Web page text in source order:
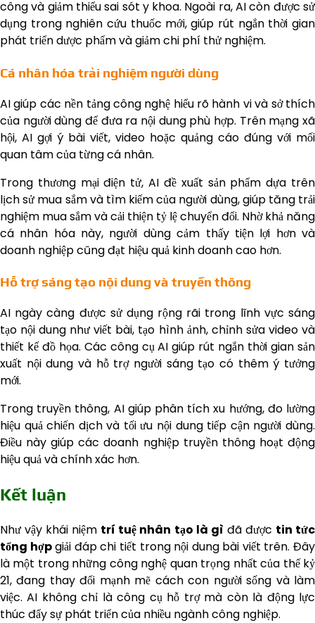
công và giảm thiểu sai sót y khoa. Ngoài ra, AI còn được sử
dụng trong nghiên cứu thuốc mới, giúp rút ngắn thời gian
phát triển dược phẩm và giảm chi phí thử nghiệm.
Cá nhân hóa trải nghiệm người dùng
AI giúp các nền tảng công nghệ hiểu rõ hành vi và sở thích
của người dùng để đưa ra nội dung phù hợp. Trên mạng xã
hội, AI gợi ý bài viết, video hoặc quảng cáo đúng với mối
quan tâm của từng cá nhân.
Trong thương mại điện tử, AI đề xuất sản phẩm dựa trên
lịch sử mua sắm và tìm kiếm của người dùng, giúp tăng trải
nghiệm mua sắm và cải thiện tỷ lệ chuyển đổi. Nhờ khả năng
cá nhân hóa này, người dùng cảm thấy tiện lợi hơn và
doanh nghiệp cũng đạt hiệu quả kinh doanh cao hơn.
Hỗ trợ sáng tạo nội dung và truyền thông
AI ngày càng được sử dụng rộng rãi trong lĩnh vực sáng
tạo nội dung như viết bài, tạo hình ảnh, chỉnh sửa video và
thiết kế đồ họa. Các công cụ AI giúp rút ngắn thời gian sản
xuất nội dung và hỗ trợ người sáng tạo có thêm ý tưởng
mới.
Trong truyền thông, AI giúp phân tích xu hướng, đo lường
hiệu quả chiến dịch và tối ưu nội dung tiếp cận người dùng.
Điều này giúp các doanh nghiệp truyền thông hoạt động
hiệu quả và chính xác hơn.
Kết luận
Như vậy khái niệm trí tuệ nhân tạo là gì đã được tin tức
tổng hợpgiải đáp chi tiết trong nội dung bài viết trên. Đây
là một trong những công nghệ quan trọng nhất của thế kỷ
21, đang thay đổi mạnh mẽ cách con người sống và làm
việc. AI không chỉ là công cụ hỗ trợ mà còn là động lực
thúc đẩy sự phát triển của nhiều ngành công nghiệp.